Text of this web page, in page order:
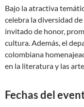
Bajo la atractiva
celebra la diversidad de
invitado de honor,
cultura. Además, el
colombiana
en la literatura y las
Fechas del